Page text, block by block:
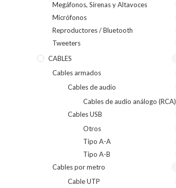
Megáfonos, Sirenas y Altavoces
Micrófonos
Reproductores / Bluetooth
Tweeters
CABLES
Cables armados
Cables de audio
Cables de audio análogo (RCA)
Cables USB
Otros
Tipo A-A
Tipo A-B
Cables por metro
Cable UTP